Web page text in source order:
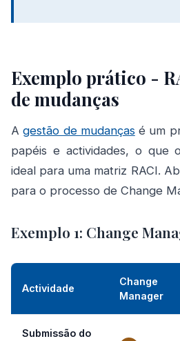
Exemplo prático -
de mudanças
Agestão de mudançasé um
papéis e actividades, o que
ideal para uma matriz RACI.
para o processo de Change
Exemplo 1: Change
Actividade
Change
Manager
Submissão do